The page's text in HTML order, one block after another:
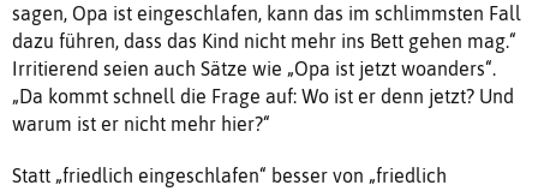
sagen, Opa ist eingeschlafen, kann das im schlimmsten Fall
dazu führen, dass das Kind nicht mehr ins Bett gehen mag.“
Irritierend seien auch Sätze wie „Opa ist jetzt woanders“.
„Da kommt schnell die Frage auf: Wo ist er denn jetzt? Und
warum ist er nicht mehr hier?“
Statt „friedlich eingeschlafen“ besser von „friedlich